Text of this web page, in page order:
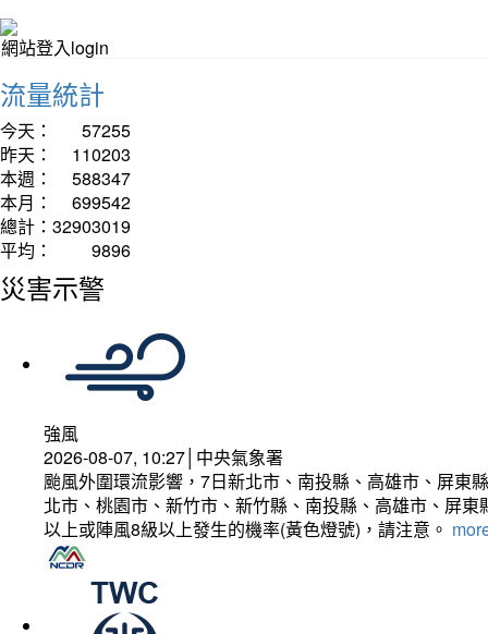
網站登入login
流量統計
今天：
57255
昨天：
110203
本週：
588347
本月：
699542
總計： 32903019
平均：
9896
災害示警
強風
2026-08-07, 10:27│中央氣象署
颱風外圍環流影響，7日新北市、南投縣、高雄市、屏東
北市、桃園市、新竹市、新竹縣、南投縣、高雄市、屏
以上或陣風8級以上發生的機率(黃色燈號)，請注意。